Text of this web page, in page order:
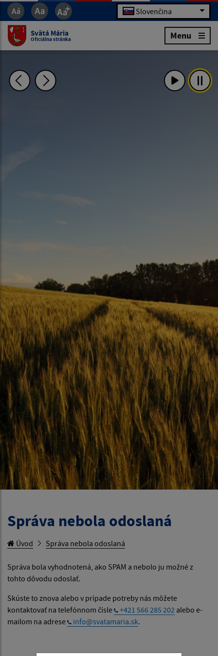
Slovenčina
Svätá Mária
Oficiálna stránka Menu
Správa nebola odoslaná
Úvod Správa nebola odoslaná
Správa bola vyhodnotená, ako SPAM a nebolo ju možné z
tohto dôvodu odoslať.
Skúste to znova alebo v prípade potreby nás môžete
kontaktovať na telefónnom čísle
+421 566 285 202 alebo e-
mailom na adrese
info@svatamaria.sk.